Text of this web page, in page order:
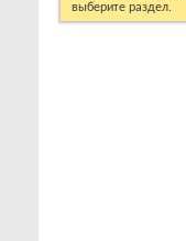
выберите раздел.